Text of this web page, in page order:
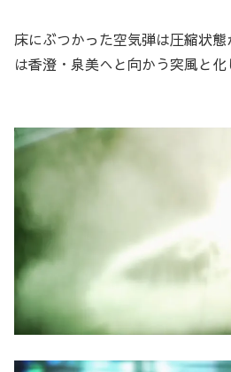
床にぶつかった空気弾は圧縮状
は香澄・泉美へと向かう突風と化